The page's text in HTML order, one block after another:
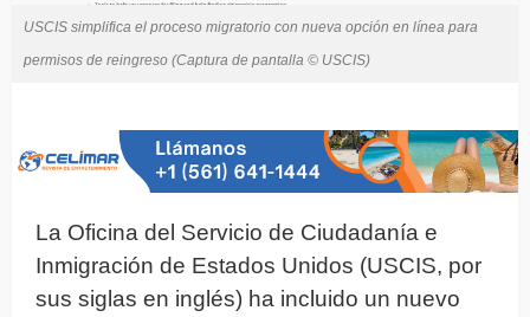
USCIS simplifica el proceso migratorio con nueva opción en línea para
permisos de reingreso (Captura de pantalla © USCIS)
La Oficina del Servicio de Ciudadanía e
Inmigración de Estados Unidos (USCIS, por
sus siglas en inglés) ha incluido un nuevo